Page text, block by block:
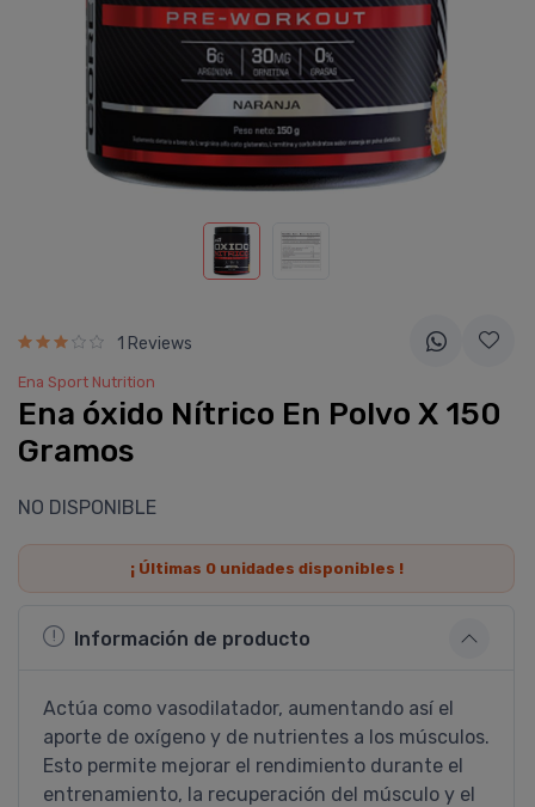
1 Reviews
Ena Sport Nutrition
Ena óxido Ní­trico En Polvo X 150
Gramos
NO DISPONIBLE
¡ Últimas 0unidades disponibles !
Información de producto
Actúa como vasodilatador, aumentando así­ el
aporte de oxí­geno y de nutrientes a los músculos.
Esto permite mejorar el rendimiento durante el
entrenamiento, la recuperación del músculo y el